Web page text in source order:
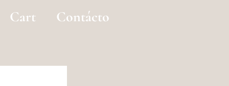
Cart Contácto